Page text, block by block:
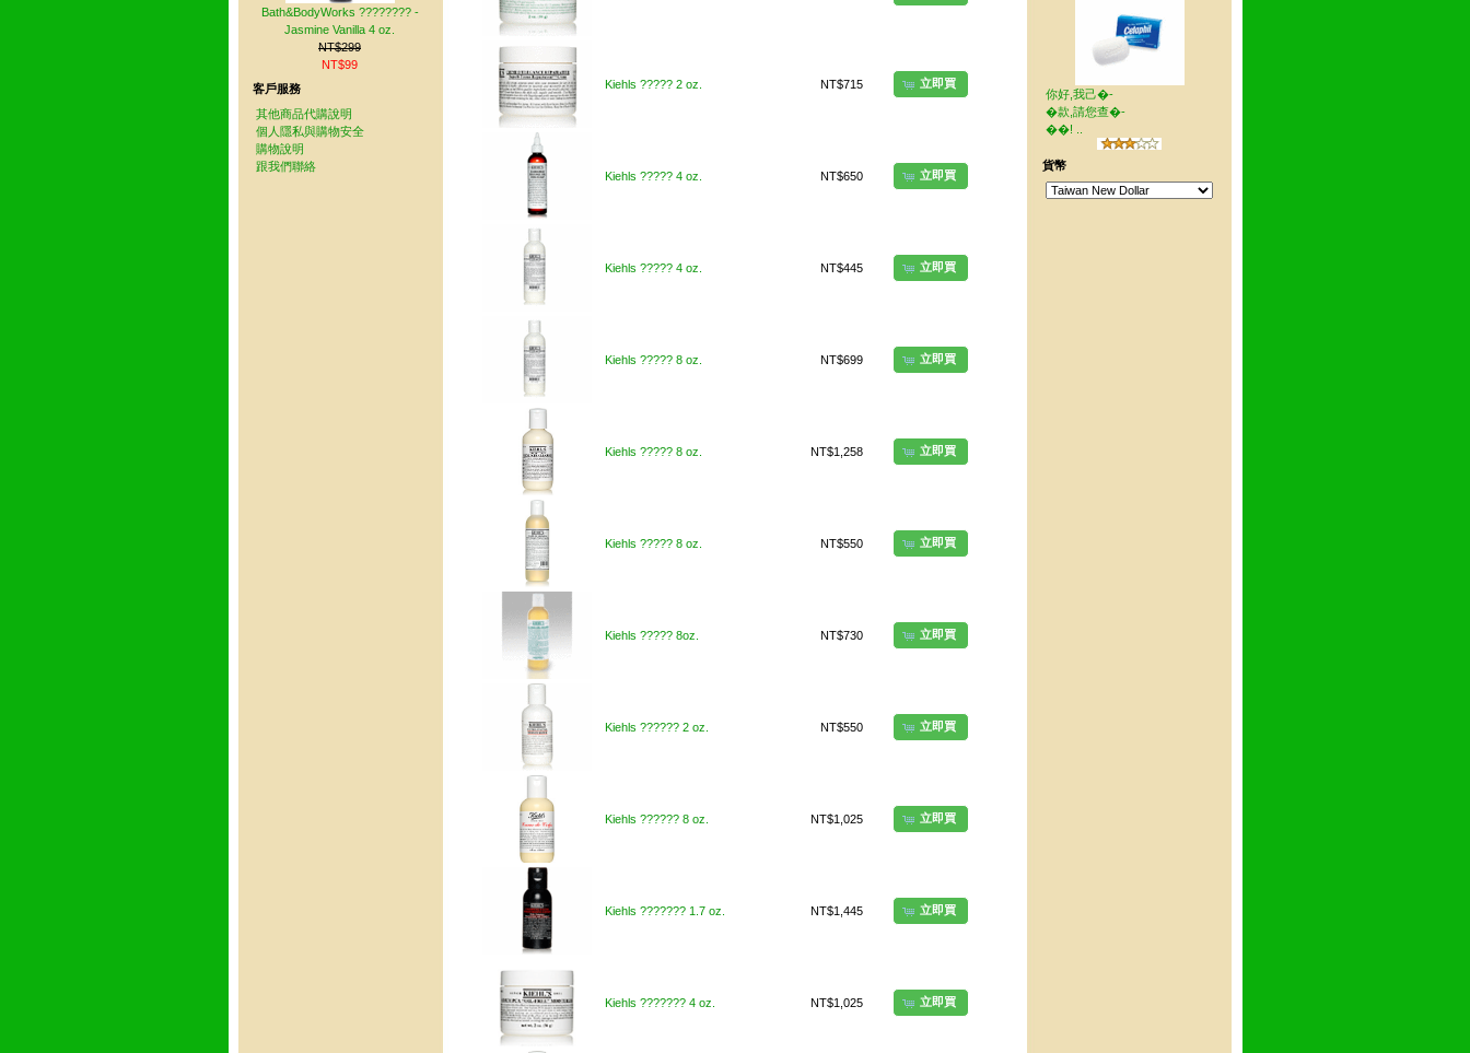
Kiehls ????? 2 oz. NT$715 立即買
Kiehls ????? 4 oz. NT$650 立即買
Kiehls ????? 4 oz. NT$445 立即買
Kiehls ????? 8 oz. NT$699 立即買
Kiehls ????? 8 oz. NT$1,258 立即買
Kiehls ????? 8 oz. NT$550 立即買
Kiehls ????? 8oz. NT$730 立即買
Kiehls ?????? 2 oz. NT$550 立即買
Kiehls ?????? 8 oz. NT$1,025 立即買
Kiehls ??????? 1.7 oz. NT$1,445 立即買
Kiehls ??????? 4 oz. NT$1,025 立即買
Bath&BodyWorks ???????? -
Jasmine Vanilla 4 oz.
NT$299
NT$99
客戶服務
其他商品代購說明
個人隱私與購物安全
購物說明
跟我們聯絡
你好,我己�-
�款,請您查�-
��! ..
貨幣